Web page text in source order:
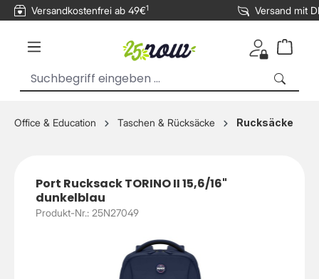
springen
Versandkostenfrei ab 49€1 Versand mit
Office & Education Taschen & Rücksäcke Rucksäcke
Port Rucksack TORINO II 15,6/16"
dunkelblau
Produkt-Nr.: 25N27049